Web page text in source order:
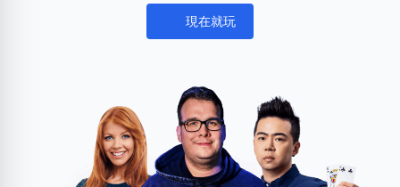
Notifications
現在就玩